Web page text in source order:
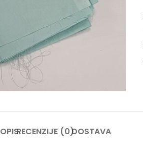
OPISRECENZIJE (0)DOSTAVA